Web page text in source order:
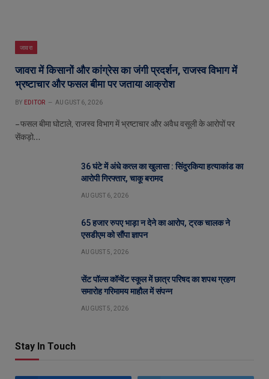
जावरा
जावरा में किसानों और कांग्रेस का जंगी प्रदर्शन, राजस्व विभाग में
भ्रष्टाचार और फसल बीमा पर जताया आक्रोश
BY EDITOR AUGUST 6, 2026
– फसल बीमा घोटाले, राजस्व विभाग में भ्रष्टाचार और अवैध वसूली के आरोपों पर
सेंकड़ो…
36 घंटे में अंधे कत्ल का खुलासा : सिंदुरकिया हत्याकांड का
आरोपी गिरफ्तार, चाकू बरामद
AUGUST 6, 2026
65 हजार रुपए भाड़ा न देने का आरोप, ट्रक चालक ने
एसडीएम को सौंपा ज्ञापन
AUGUST 5, 2026
सेंट पॉल्स कॉन्वेंट स्कूल में छात्र परिषद का शपथ ग्रहण
समारोह गरिमामय माहौल में संपन्न
AUGUST 5, 2026
Stay In Touch